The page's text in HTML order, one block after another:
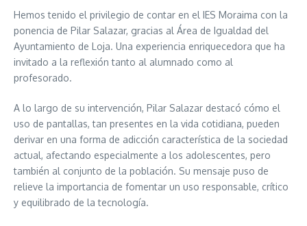
Hemos tenido el privilegio de contar en el IES Moraima con la
ponencia de Pilar Salazar, gracias al Área de Igualdad del
Ayuntamiento de Loja. Una experiencia enriquecedora que ha
invitado a la reflexión tanto al alumnado como al
profesorado.
A lo largo de su intervención, Pilar Salazar destacó cómo el
uso de pantallas, tan presentes en la vida cotidiana, pueden
derivar en una forma de adicción característica de la sociedad
actual, afectando especialmente a los adolescentes, pero
también al conjunto de la población. Su mensaje puso de
relieve la importancia de fomentar un uso responsable, crítico
y equilibrado de la tecnología.